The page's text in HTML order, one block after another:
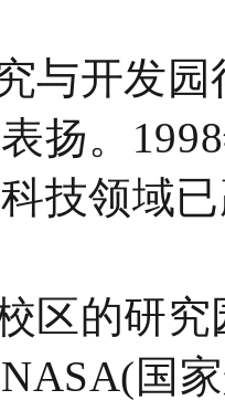
与开发
扬。
技领域
区的研
国